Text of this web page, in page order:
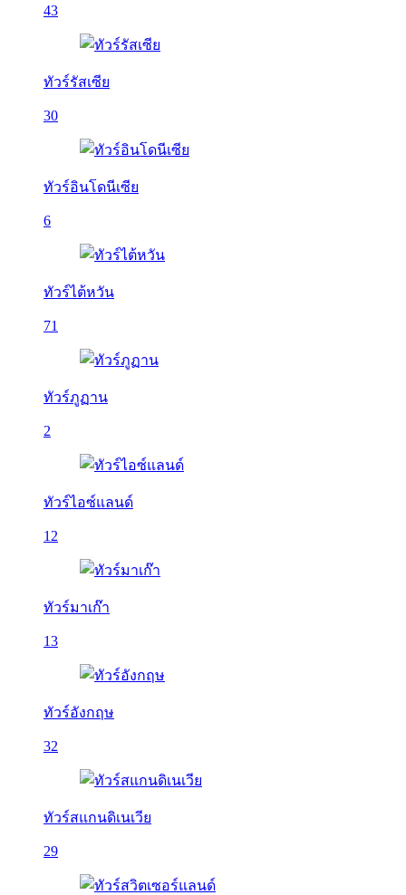
43
ทัวร์รัสเซีย
30
ทัวร์อินโดนีเซีย
6
ทัวร์ไต้หวัน
71
ทัวร์ภูฏาน
2
ทัวร์ไอซ์แลนด์
12
ทัวร์มาเก๊า
13
ทัวร์อังกฤษ
32
ทัวร์สแกนดิเนเวีย
29